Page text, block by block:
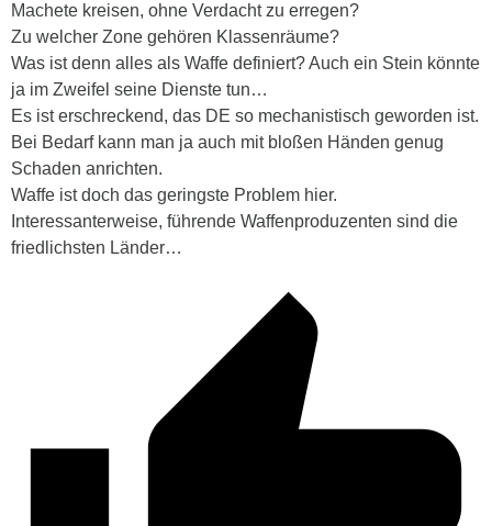
Machete kreisen, ohne Verdacht zu erregen?
Zu welcher Zone gehören Klassenräume?
Was ist denn alles als Waffe definiert? Auch ein Stein könnte
ja im Zweifel seine Dienste tun…
Es ist erschreckend, das DE so mechanistisch geworden ist.
Bei Bedarf kann man ja auch mit bloßen Händen genug
Schaden anrichten.
Waffe ist doch das geringste Problem hier.
Interessanterweise, führende Waffenproduzenten sind die
friedlichsten Länder…